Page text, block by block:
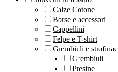
Calze Cotone
Borse e accessori
Cappellini
Felpe e T-shirt
Grembiuli e
Grembiuli
Presine